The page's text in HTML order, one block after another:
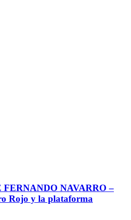
NAVARRO –
Rojo y la plataforma